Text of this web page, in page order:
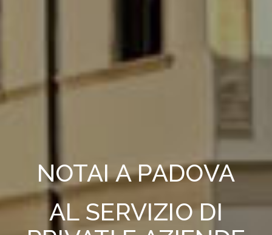
NOTAI A PADOVA
AL SERVIZIO DI